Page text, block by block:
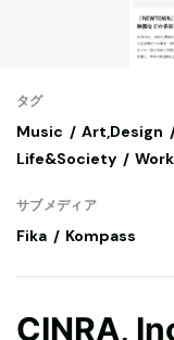
タグ
Music Art,Design
Life&Society
Work
サブメディア
Fika Kompass
CINRA,